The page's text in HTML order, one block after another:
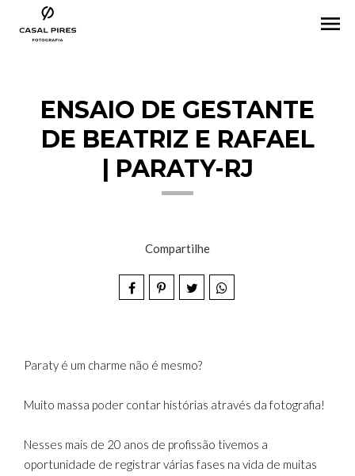
menu
ENSAIO DE GESTANTE
DE BEATRIZ E RAFAEL
| PARATY-RJ
Compartilhe
Paraty é um charme não é mesmo?
Muito massa poder contar histórias através da fotografia!
Nesses mais de 20 anos de profissão tivemos a
oportunidade de registrar várias fases na vida de muitas